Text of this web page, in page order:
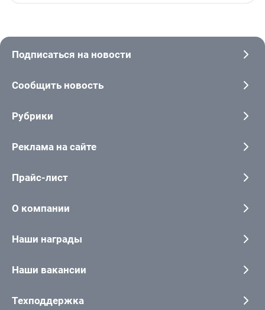
Подписаться на новости
Сообщить новость
Рубрики
Реклама на сайте
Прайс-лист
О компании
Наши награды
Наши вакансии
Техподдержка